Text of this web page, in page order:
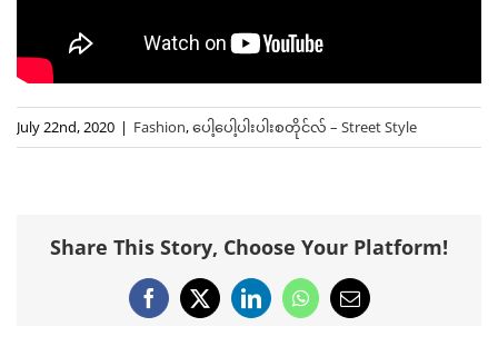
July 22nd, 2020 | Fashion,ပေါ့ပေါ့ပါးပါးစတိုင်လ် – Street Style
Share This Story, Choose Your Platform!
Facebook
X LinkedInWhatsApp
Email